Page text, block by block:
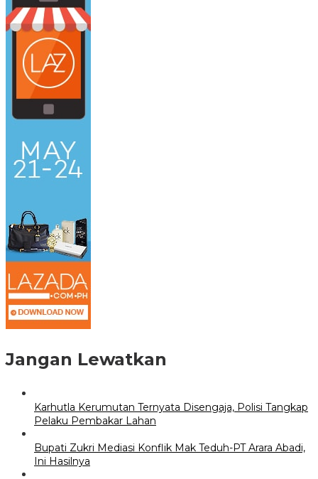
Jangan Lewatkan
Karhutla Kerumutan Ternyata Disengaja, Polisi Tangkap
Pelaku Pembakar Lahan
Bupati Zukri Mediasi Konflik Mak Teduh-PT Arara Abadi,
Ini Hasilnya